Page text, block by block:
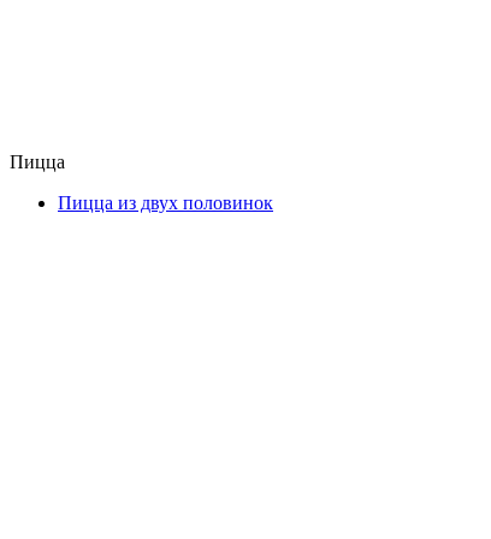
Пицца
Пицца из двух половинок